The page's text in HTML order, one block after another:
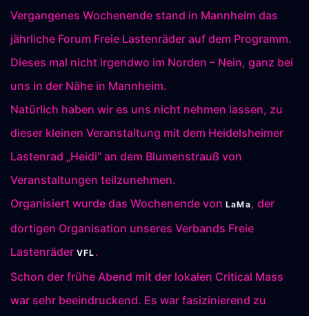
Vergangenes Wochenende stand in Mannheim das
jährliche Forum Freie Lastenräder auf dem Programm.
Dieses mal nicht irgendwo im Norden – Nein, ganz bei
uns in der Nähe in Mannheim.
Natürlich haben wir es uns nicht nehmen lassen, zu
dieser kleinen Veranstaltung mit dem Heidelsheimer
Lastenrad „Heidi“ an dem Blumenstrauß von
Veranstaltungen teilzunehmen.
Organisiert wurde das Wochenende von LaMa, der
dortigen Organisation unseres Verbands Freie
Lastenräder VFL .
Schon der frühe Abend mit der lokalen Critical Mass
war sehr beeindruckend. Es war fasizinierend zu